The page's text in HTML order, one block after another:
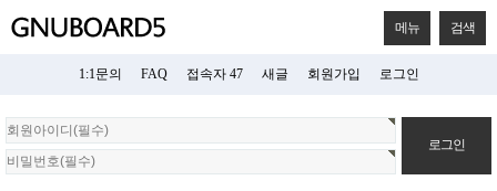
메뉴 검색
1:1문의 FAQ 접속자 47 새글 회원가입 로그인
회
원
로